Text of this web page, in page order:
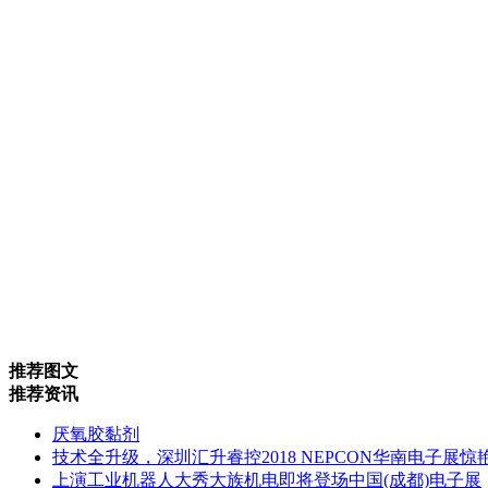
推荐图文
推荐资讯
厌氧胶黏剂
技术全升级，深圳汇升睿控2018 NEPCON华南电子展惊
上演工业机器人大秀大族机电即将登场中国(成都)电子展